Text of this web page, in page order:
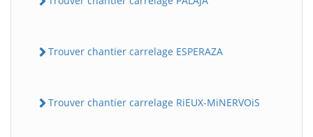
Trouver chantier carrelage ESPERAZA
Trouver chantier carrelage RiEUX-MiNERVOiS